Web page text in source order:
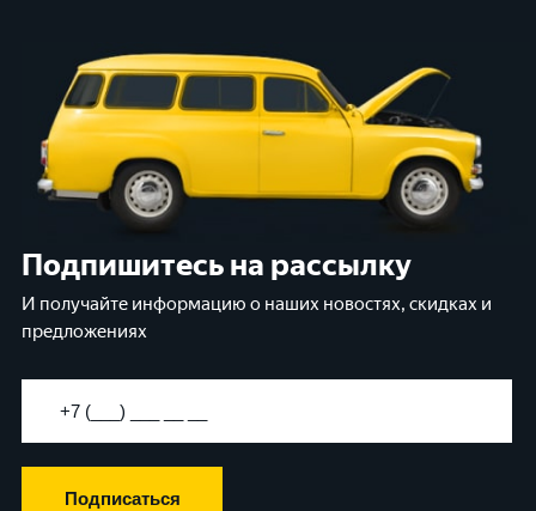
Подпишитесь на рассылку
И получайте информацию о наших новостях, скидках и
предложениях
Подписаться